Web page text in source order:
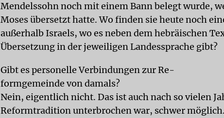
Mendelssohn noch mit einem Bann belegt wurde,
Moses übersetzt hatte. Wo finden sie heute noch
außerhalb Israels, wo es neben dem hebräischen
Übersetzung in der jeweiligen Landessprache gibt?
Gibt es personelle Verbindungen zur Re-
formgemeinde von damals?
Nein, eigentlich nicht. Das ist auch nach so vielen
Reformtradition unterbrochen war, schwer